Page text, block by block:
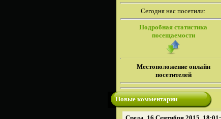
Сегодня нас посетили:
Подробная статистика
посещаемости
Местоположение онлайн
посетителей
Новые комментарии